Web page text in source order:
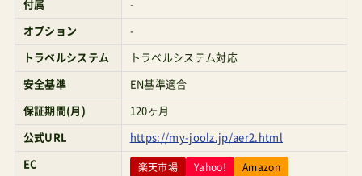
と感じられる部分があったのだろう。これまで日
本では発売されなかった。今回は2（バージョン替
え）の呼び名に相応しい機能アップグレードがか
かったのは認めている。しかし、バタフライ2に対
してはまだまだビハインドがある（上がりすぎた
ハンドル高）。高身長さんにとって、YOYOに勝てた
としても、まだバタフライ2を選ばず圧倒的にこち
付属 -
オプション -
トラベルシステム トラベルシステム対応
安全基準 EN基準適合
保証期間(月) 120ヶ月
公式URL https://my-joolz.jp/aer2.html
EC 楽天市場 Yahoo! Amazon